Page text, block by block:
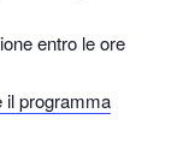
entro le ore
il programma